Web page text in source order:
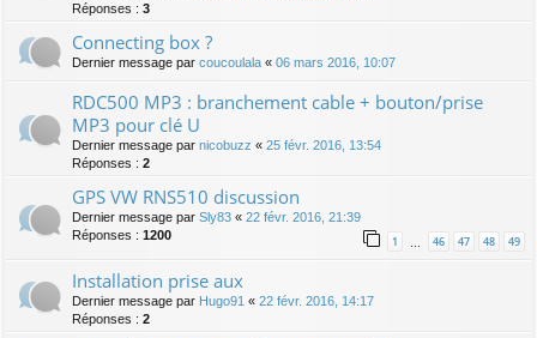
Réponses : 3
Connecting box ?
Dernier message par coucoulala « 06 mars 2016, 10:07
RDC500 MP3 : branchement cable + bouton/prise
MP3 pour clé U
Dernier message par nicobuzz « 25 févr. 2016, 13:54
Réponses : 2
GPS VW RNS510 discussion
Dernier message par Sly83 « 22 févr. 2016, 21:39
Réponses : 1200 1 46 47 48 49
Installation prise aux
Dernier message par Hugo91 « 22 févr. 2016, 14:17
Réponses : 2